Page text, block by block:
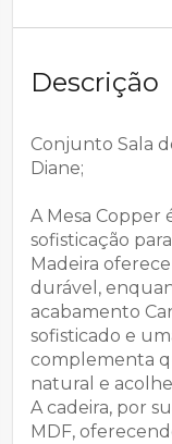
Descrição
Conjunto Sala
Diane;
A Mesa Copper
sofisticação
Madeira
durável,
acabamento
sofisticado e
complementa
natural e
A cadeira, por
MDF,